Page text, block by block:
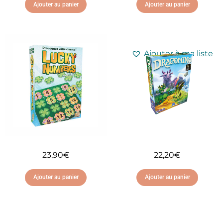
Ajouter au panier
Ajouter à ma liste
d'envies
Ajouter au panier
Ajouter à ma liste
d'envies
23,90€
Ajouter au panier
22,20€
Ajouter au panier